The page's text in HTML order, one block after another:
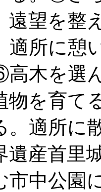
遠望を整
適所に憩
木を選
物を育て
。適所に
遺産首里
市中公園